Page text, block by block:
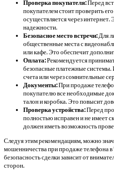
Проверка покупателя:Перед
покупателем стоит проверить
осуществляется через интернет.
надежности.
Безопасное место встречи:Для
общественные места с
или кафе. Это обеспечит
Оплата:Рекомендуется
безопасные платежные системы.
счета или через сомнительные
Документы:При продаже
покупателю все необходимые
талон и коробка. Это повысит
Проверка устройства:Перед
полностью исправен и не имеет
должен иметь возможность
Следуя этим рекомендациям, можно
мошенничества при продаже телефона
безопасность сделки зависит от
сторон.